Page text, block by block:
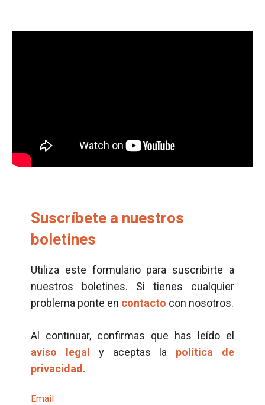
Suscríbete a nuestros
boletines
Utiliza este formulario para suscribirte a
nuestros boletines. Si tienes cualquier
problema ponte en contacto con nosotros.
Al continuar, confirmas que has leído el
aviso legal y aceptas la política de
privacidad.
Email